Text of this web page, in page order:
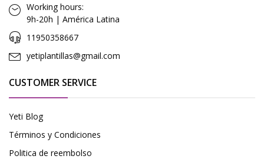
Working hours:
9h-20h | América Latina
11950358667
yetiplantillas@gmail.com
CUSTOMER SERVICE
Yeti Blog
Términos y Condiciones
Politica de reembolso